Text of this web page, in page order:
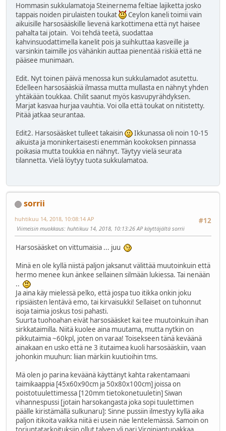
Hommasin sukkulamatoja Steinernema feltiae lajiketta josko
tappais noiden pirulaisten toukat
Ceylon kaneli toimii vain
aikuisille harsosääskille lievenä karkottimena että nyt haisee
pahalta tai jotain. Voi tehdä teetä, suodattaa
kahvinsuodattimella kanelit pois ja suihkuttaa kasveille ja
varsinkin taimille jos vähänkin auttaa pienentää riskiä että ne
pääsee munimaan.
Edit. Nyt toinen päivä menossa kun sukkulamadot asutettu.
Edelleen harsosääskiä ilmassa mutta mullasta en nähnyt yhden
yhtäkään toukkaa. Chilit saanut myös kasvupyrähdyksen.
Marjat kasvaa hurjaa vauhtia. Voi olla että toukat on nitistetty.
Pitää jatkaa seurantaa.
Edit2. Harsosääsket tulleet takaisin
Ikkunassa oli noin 10-15
aikuista ja moninkertaisesti enemmän kookoksen pinnassa
poikasia mutta toukkia en nähnyt. Täytyy vielä seurata
tilannetta. Vielä löytyy tuota sukkulamatoa.
sorrii
#12
huhtikuu 14, 2018, 10:08:14 AP
Viimeisin muokkaus: huhtikuu 14, 2018, 10:13:26 AP käyttäjältä sorrii
Harsosääsket on vittumaisia ... juu
Minä en ole kyllä niistä paljon jaksanut välittää muutoinkuin että
hermo menee kun änkee sellainen silmään lukiessa. Tai nenään
..
Ja aina käy mielessä pelko, että jospa tuo itikka onkin joku
ripsiäisten lentävä emo, tai kirvaisukki! Sellaiset on tuhonnut
isoja taimia joskus tosi pahasti.
Suurta tuohoahan eivät harsosääsket kai tee muutoinkuin ihan
sirkkataimilla. Niitä kuolee aina muutama, mutta nytkin on
pikkutaimia ~60kpl, joten on varaa! Toisekseen tänä keväänä
ainakaan en usko että ne 3 itutaimea kuoli harsosääskiin, vaan
johonkin muuhun: liian märkiin kuutioihin tms.
Mä olen jo parina keväänä käyttänyt kahta rakentamaani
taimikaappia [45x60x90cm ja 50x80x100cm] joissa on
poistotuulettimessa [120mm tietokonetuuletin] Siwan
vihannespussi [jotain harsokangasta joka sopi tuulettimen
päälle kiristämällä sulkunaru]: Sinne pussiin ilmestyy kyllä aika
paljon itikoita vaikka niitä ei usein näe lentelemässä. Samoin on